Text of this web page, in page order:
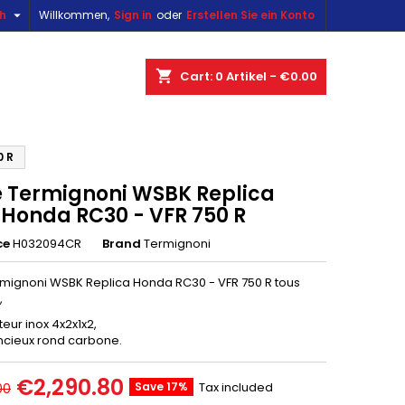
Willkommen, Sign in oder Erstellen Sie ein Konto

shopping_cart Cart: 0 Artikel - €0.00
R
Termignoni WSBK Replica
RC30 - VFR 750 R
H032094CR Brand Termignoni
WSBK Replica Honda RC30 - VFR 750 R tous
inox 4x2x1x2,
rond carbone.
€2,290.80 Save 17% Tax included